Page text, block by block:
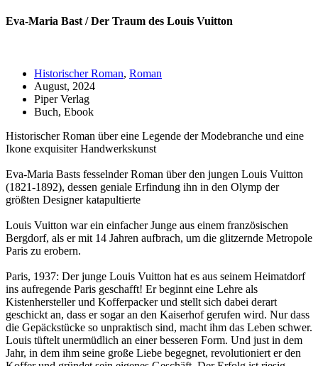
Eva-Maria Bast / Der Traum des Louis Vuitton
Historischer Roman, Roman
August, 2024
Piper Verlag
Buch, Ebook
Historischer Roman über eine Legende der Modebranche und eine
Ikone exquisiter Handwerkskunst
Eva-Maria Basts fesselnder Roman über den jungen Louis Vuitton
(1821-1892), dessen geniale Erfindung ihn in den Olymp der
größten Designer katapultierte
Louis Vuitton war ein einfacher Junge aus einem französischen
Bergdorf, als er mit 14 Jahren aufbrach, um die glitzernde Metropole
Paris zu erobern.
Paris, 1937: Der junge Louis Vuitton hat es aus seinem Heimatdorf
ins aufregende Paris geschafft! Er beginnt eine Lehre als
Kistenhersteller und Kofferpacker und stellt sich dabei derart
geschickt an, dass er sogar an den Kaiserhof gerufen wird. Nur dass
die Gepäckstücke so unpraktisch sind, macht ihm das Leben schwer.
Louis tüftelt unermüdlich an einer besseren Form. Und just in dem
Jahr, in dem ihm seine große Liebe begegnet, revolutioniert er den